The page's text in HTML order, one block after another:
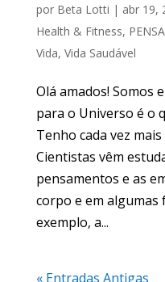
por Beta Lotti | abr 19,
Health & Fitness,
Vida, Vida Saudável
Olá amados! Somos
para o Universo é o
Tenho cada vez
Cientistas vêm
pensamentos e as
corpo e em algumas
exemplo, a...
« Entradas Antigas